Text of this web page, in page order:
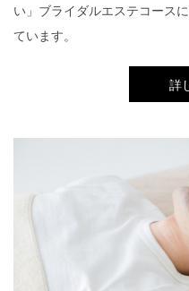
い」ブライダルエステコース
ています。
詳